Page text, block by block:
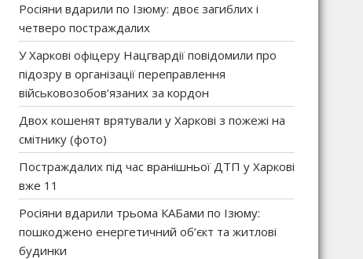
Росіяни вдарили по Ізюму: двоє загиблих і
четверо постраждалих
У Харкові офіцеру Нацгвардії повідомили про
підозру в організації переправлення
військовозобов’язаних за кордон
Двох кошенят врятували у Харкові з пожежі на
смітнику (фото)
Постраждалих під час вранішньої ДТП у Харкові
вже 11
Росіяни вдарили трьома КАБами по Ізюму:
пошкоджено енергетичний об’єкт та житлові
будинки